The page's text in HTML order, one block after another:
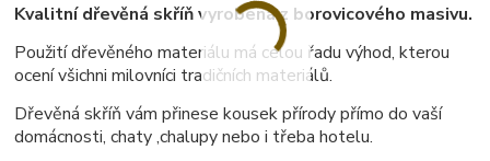
Kvalitní dřevěná skříň vyrobená z borovicového masivu.
Použití dřevěného materiálu má celou řadu výhod, kterou
ocení všichni milovníci tradičních materiálů.
Dřevěná skříň vám přinese kousek přírody přímo do vaší
domácnosti, chaty ,chalupy nebo i třeba hotelu.